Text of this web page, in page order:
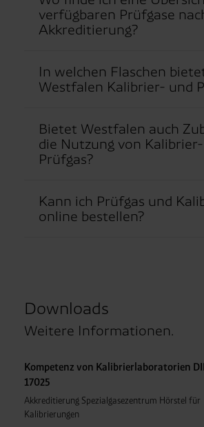
verfügbaren Prüfgase
Akkreditierung?
In welchen Flaschen
Westfalen Kalibrier- und
Bietet Westfalen auch
die Nutzung von
Prüfgas?
Kann ich Prüfgas und
online bestellen?
Downloads
Weitere Informationen.
Kompetenz von Kalibrierlaboratorien
17025
Akkreditierung Spezialgasezentrum Hörstel für
Kalibrierungen